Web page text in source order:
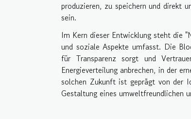
produzieren, zu speichern und direkt
sein.
Im Kern dieser Entwicklung steht die
und soziale Aspekte umfasst. Die
für Transparenz sorgt und
Energieverteilung anbrechen, in der
solchen Zukunft ist geprägt von der
Gestaltung eines umweltfreundlichen